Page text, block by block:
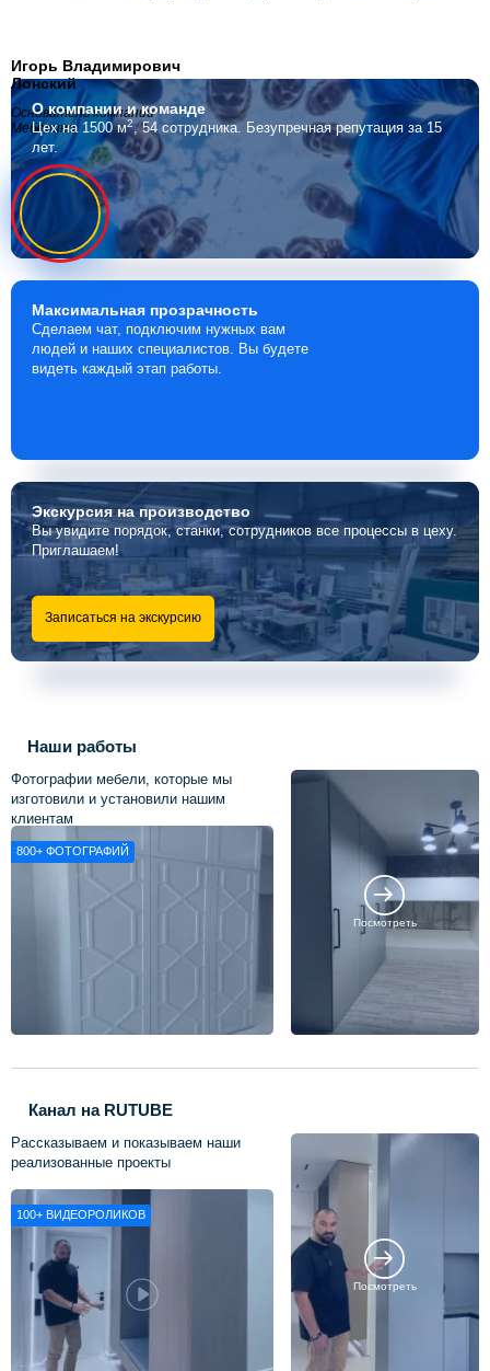
Игорь Владимирович
Лонский
Основатель компании
Мебелино
О компаниии команде
Цех на 1500 м2, 54 сотрудника. Безупречная репутация за 15
лет.
Максимальная прозрачность
Сделаем чат, подключим нужных вам
людей и наших специалистов. Вы будете
видеть каждый этап работы.
Экскурсияна производство
Вы увидите порядок, станки, сотрудников все процессы в цеху.
Приглашаем!
Записаться на экскурсию
Наши работы
Фотографии мебели, которые мы
изготовили и установили нашим
клиентам
800+ ФОТОГРАФИЙ
Посмотреть
Канал на RUTUBE
Рассказываем и показываем наши
реализованные проекты
100+ ВИДЕОРОЛИКОВ
Посмотреть